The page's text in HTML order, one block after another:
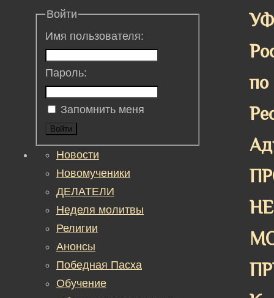
по
Войти
Имя пользователя:
Пароль:
Запомнить меня
Войти
Новости
Новомученики
ДЕЛАТЕЛИ
Неделя молитвы
Религии
Анонсы
Победная Пасха
Обучение